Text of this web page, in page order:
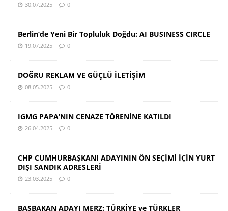
30.07.2025 0
Berlin’de Yeni Bir Topluluk Doğdu: AI BUSINESS CIRCLE
19.07.2025 0
DOĞRU REKLAM VE GÜÇLÜ İLETİŞİM
08.05.2025 0
IGMG PAPA’NIN CENAZE TÖRENİNE KATILDI
26.04.2025 0
CHP CUMHURBAŞKANI ADAYININ ÖN SEÇİMİ İÇİN YURT
DIŞI SANDIK ADRESLERİ
23.03.2025 0
BAŞBAKAN ADAYI MERZ: TÜRKİYE ve TÜRKLER